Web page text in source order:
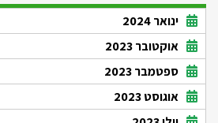
ינואר 2024
אוקטובר 2023
ספטמבר 2023
אוגוסט 2023